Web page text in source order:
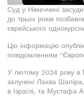
Суд у Німеччині
до трьох років
єврейського
Цю інформацію
повідомленням
У лютому 2024 року в
залучені Лахва
в Ізраїлі, та Мустафа